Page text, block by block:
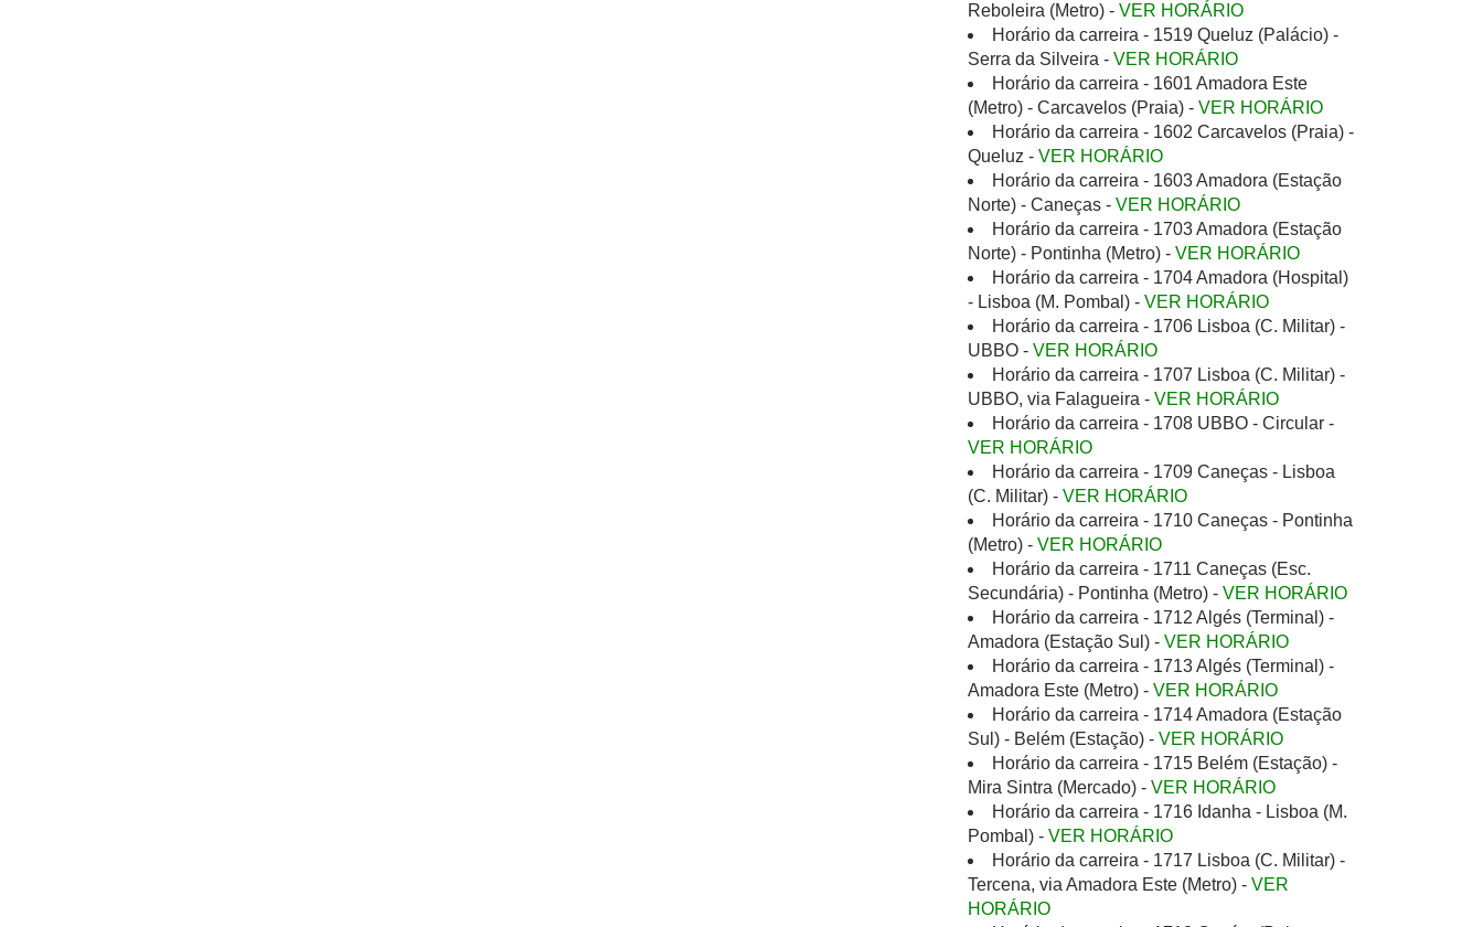
Reboleira (Metro) - VER HORÁRIO
Horário da carreira - 1519 Queluz (Palácio) -
Serra da Silveira - VER HORÁRIO
Horário da carreira - 1601 Amadora Este
(Metro) - Carcavelos (Praia) - VER HORÁRIO
Horário da carreira - 1602 Carcavelos (Praia) -
Queluz - VER HORÁRIO
Horário da carreira - 1603 Amadora (Estação
Norte) - Caneças - VER HORÁRIO
Horário da carreira - 1703 Amadora (Estação
Norte) - Pontinha (Metro) - VER HORÁRIO
Horário da carreira - 1704 Amadora (Hospital)
- Lisboa (M. Pombal) - VER HORÁRIO
Horário da carreira - 1706 Lisboa (C. Militar) -
UBBO - VER HORÁRIO
Horário da carreira - 1707 Lisboa (C. Militar) -
UBBO, via Falagueira - VER HORÁRIO
Horário da carreira - 1708 UBBO - Circular -
VER HORÁRIO
Horário da carreira - 1709 Caneças - Lisboa
(C. Militar) - VER HORÁRIO
Horário da carreira - 1710 Caneças - Pontinha
(Metro) - VER HORÁRIO
Horário da carreira - 1711 Caneças (Esc.
Secundária) - Pontinha (Metro) - VER HORÁRIO
Horário da carreira - 1712 Algés (Terminal) -
Amadora (Estação Sul) - VER HORÁRIO
Horário da carreira - 1713 Algés (Terminal) -
Amadora Este (Metro) - VER HORÁRIO
Horário da carreira - 1714 Amadora (Estação
Sul) - Belém (Estação) - VER HORÁRIO
Horário da carreira - 1715 Belém (Estação) -
Mira Sintra (Mercado) - VER HORÁRIO
Horário da carreira - 1716 Idanha - Lisboa (M.
Pombal) - VER HORÁRIO
Horário da carreira - 1717 Lisboa (C. Militar) -
Tercena, via Amadora Este (Metro) - VER
HORÁRIO